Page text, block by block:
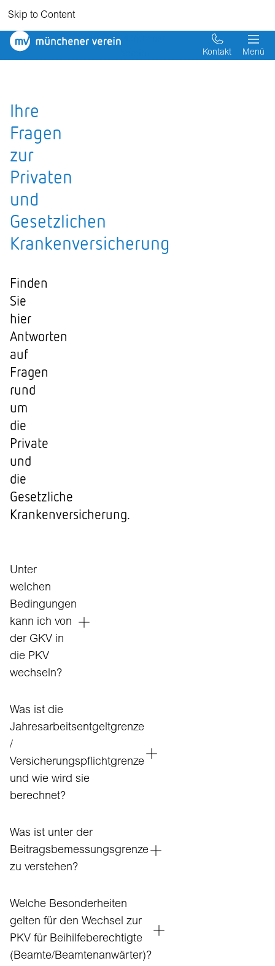
Skip to Content
Münchener
Kontakt Menü
Ihre
Fragen
zur
Privaten
und
Gesetzlichen
Krankenversicherung
Finden
Sie
hier
Antworten
auf
Fragen
rund
um
die
Private
und
die
Gesetzliche
Krankenversicherung.
Unter
welchen
Bedingungen
kann ich von
der GKV in
die PKV
wechseln?
Was ist die
Jahresarbeitsentgeltgrenze
/
Versicherungspflichtgrenze
und wie wird sie
berechnet?
Was ist unter der
Beitragsbemessungsgrenze
zu verstehen?
Welche Besonderheiten
gelten für den Wechsel zur
PKV für Beihilfeberechtigte
(Beamte/Beamtenanwärter)?